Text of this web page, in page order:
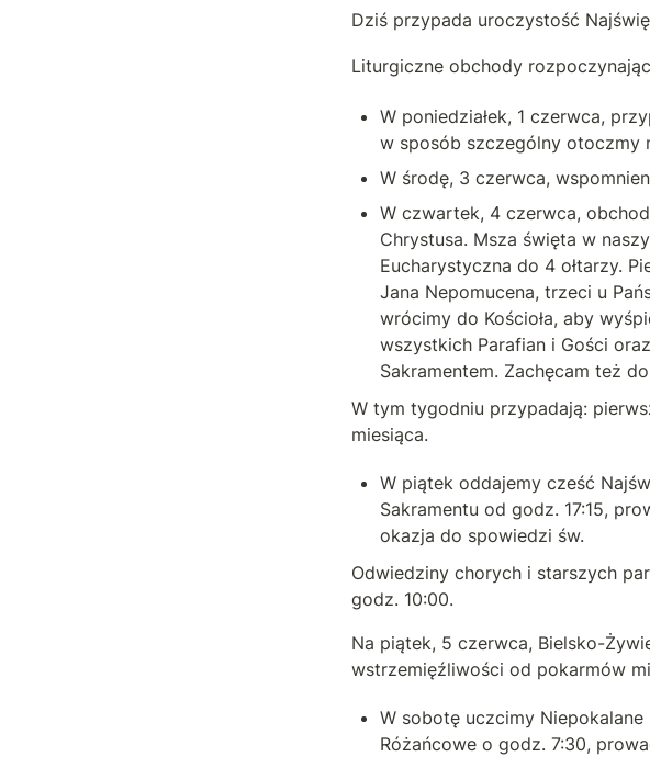
Dziś przypada uroczystość
Liturgiczne obchody
W poniedziałek, 1 czerwca,
w sposób szczególny otoczmy
W środę, 3 czerwca,
W czwartek, 4 czerwca,
Chrystusa. Msza święta w
Eucharystyczna do 4 ołtarzy.
Jana Nepomucena, trzeci u
wrócimy do Kościoła, aby
wszystkich Parafian i Gości
Sakramentem. Zachęcam też
W tym tygodniu przypadają:
miesiąca.
W piątek oddajemy cześć
Sakramentu od godz. 17:15,
okazja do spowiedzi św.
Odwiedziny chorych i starszych
godz. 10:00.
Na piątek, 5 czerwca, Bielsko-
wstrzemięźliwości od pokarmów
W sobotę uczcimy
Różańcowe o godz. 7:30,